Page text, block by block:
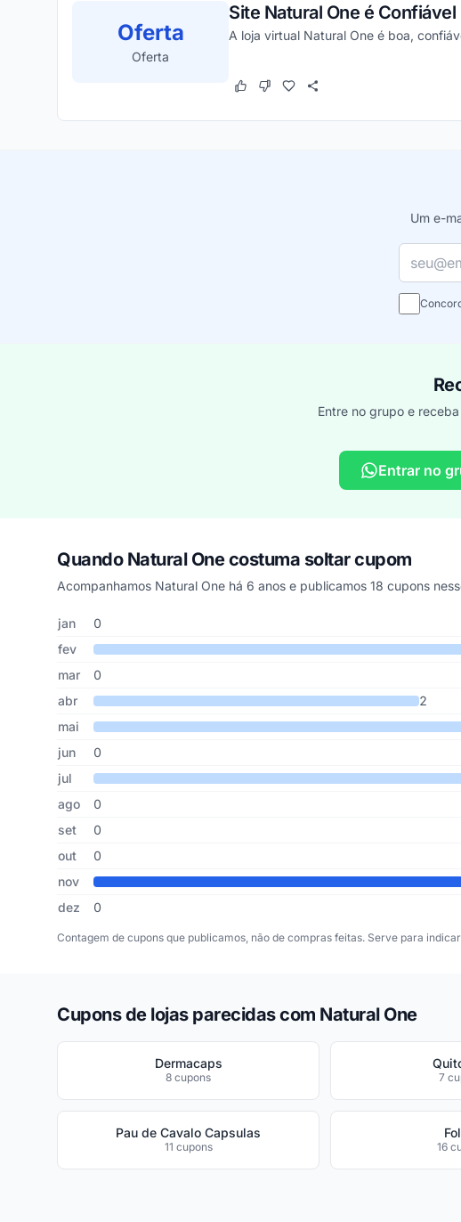
Oferta
Oferta
Site Natural One é
A loja virtual Natural One é boa,
Este cupom funcionou
Este cupom não funcionou
Um e-
Seu e-mail
Entre no grupo e
Entrar no
Quando Natural One costuma soltar cupom
Acompanhamos Natural One há 6 anos e publicamos 18 cupons
Cupons de Natural One publicados por mês, somando os últimos 6
Mês Cupons publicados
jan
0
fev
mar
0
abr
2
mai
jun
0
jul
ago
0
set
0
out
0
nov
dez 0
Contagem de cupons que publicamos, não de compras feitas. Serve para
Cupons de lojas parecidas com Natural One
Dermacaps
8 cupons 7
Pau de Cavalo Capsulas
11 cupons 16